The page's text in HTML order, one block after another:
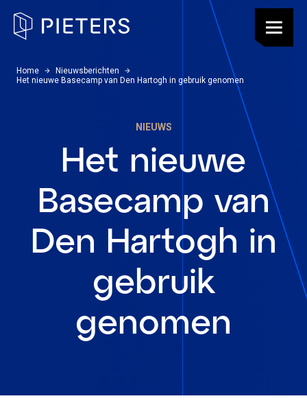
Pieters, terug naar de homepagina
Menu
U bevindt zich hier:
Home
Nieuwsberichten
Het nieuwe Basecamp van Den Hartogh in gebruik genomen
NIEUWS
Het nieuwe
Basecamp van
Den Hartogh in
gebruik
genomen